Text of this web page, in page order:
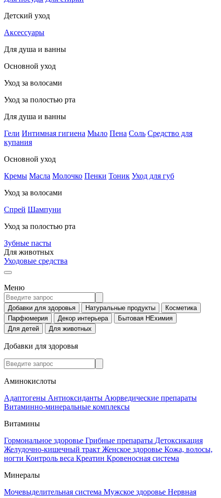
Детский уход
Аксессуары
Для душа и ванны
Основной уход
Уход за волосами
Уход за полостью рта
Для душа и ванны
Гели Интимная гигиена Мыло Пена Соль Средство для
купания
Основной уход
Кремы Масла Молочко Пенки Тоник Уход для губ
Уход за волосами
Спрей Шампуни
Уход за полостью рта
Зубные пасты
Для животных
Уходовые средства
Меню
Добавки для здоровья Натуральные продукты
Косметика
Парфюмерия
Декор интерьера
Бытовая НЕхимия
Для детей
Для животных
Добавки для здоровья
Аминокислоты
Адаптогены Антиоксиданты Аюрведические препараты
Витаминно-минеральные комплексы
Витамины
Гормональное здоровье Грибные препараты Детоксикация
Желудочно-кишечный тракт Женское здоровье Кожа, волосы,
ногти Контроль веса Креатин Кровеносная система
Минералы
Мочевыделительная система Мужское здоровье Нервная